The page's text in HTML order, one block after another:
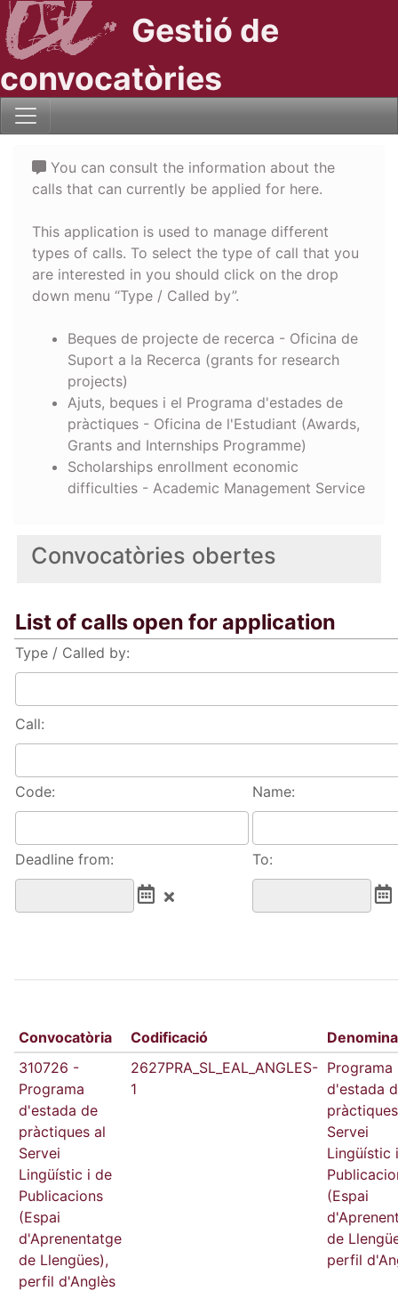
Gestió de
convocatòries
Convocatòries obertes
List of calls open for application
Type / Called by:
Call:
Code: Name:
Deadline from: To:
Convocatòria Codificació
310726 -
Programa
d'estada de
pràctiques al
Servei
Lingüístic i de
Publicacions
(Espai
d'Aprenentatge
de Llengües),
perfil d'Anglès
2627PRA_SL_EAL_ANGLES-
1
Programa
d'estada
Servei
Lingüístic
(Espai
de
perfil
You can consult the information about the
calls that can currently be applied for here.
This application is used to manage different
types of calls. To select the type of call that you
are interested in you should click on the drop
down menu “Type / Called by”.
Beques de projecte de recerca - Oficina de
Suport a la Recerca (grants for research
projects)
Ajuts, beques i el Programa d'estades de
pràctiques - Oficina de l'Estudiant (Awards,
Grants and Internships Programme)
Scholarships enrollment economic
difficulties - Academic Management Service